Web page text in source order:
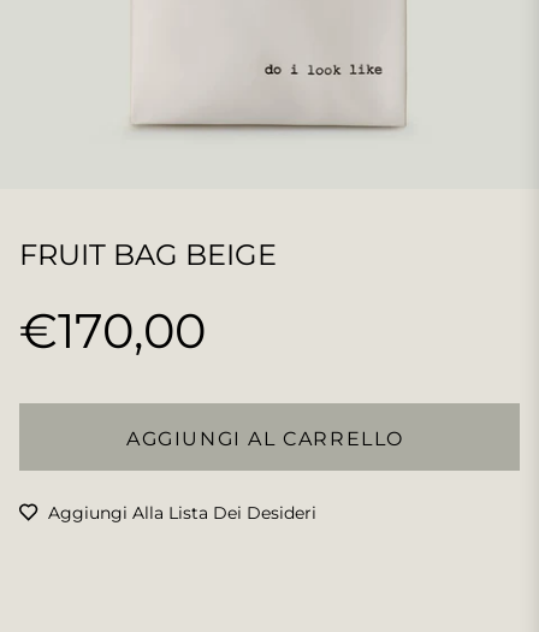
FRUIT BAG BEIGE
Prezzo
€170,00
AGGIUNGI AL CARRELLO
Aggiungi Alla Lista Dei Desideri